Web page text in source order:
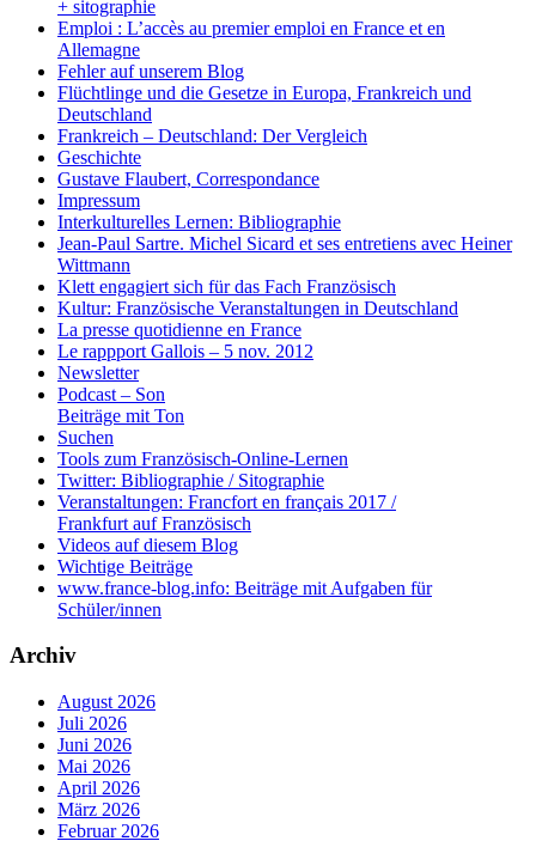
+ sitographie
Emploi : L’accès au premier emploi en France et en
Allemagne
Fehler auf unserem Blog
Flüchtlinge und die Gesetze in Europa, Frankreich und
Deutschland
Frankreich – Deutschland: Der Vergleich
Geschichte
Gustave Flaubert, Correspondance
Impressum
Interkulturelles Lernen: Bibliographie
Jean-Paul Sartre. Michel Sicard et ses entretiens avec Heiner
Wittmann
Klett engagiert sich für das Fach Französisch
Kultur: Französische Veranstaltungen in Deutschland
La presse quotidienne en France
Le rappport Gallois – 5 nov. 2012
Newsletter
Podcast – Son
Beiträge mit Ton
Suchen
Tools zum Französisch-Online-Lernen
Twitter: Bibliographie / Sitographie
Veranstaltungen: Francfort en français 2017 /
Frankfurt auf Französisch
Videos auf diesem Blog
Wichtige Beiträge
www.france-blog.info: Beiträge mit Aufgaben für
Schüler/innen
Archiv
August 2026
Juli 2026
Juni 2026
Mai 2026
April 2026
März 2026
Februar 2026